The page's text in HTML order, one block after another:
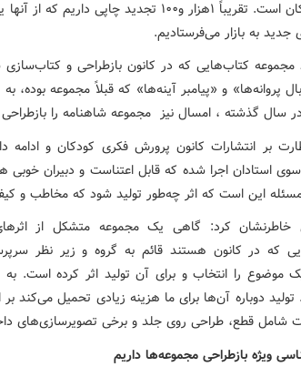
کتاب کودکان است. تقریباً ۱هزار و۱۰۰
جدید به بازار می‌فرستادیم.
مجموعه کتاب‌هایی که در کانون بازطراحی و
پروانه‌ها» و «پیامبر آینه‌ها» که قبلاً مجموعه بوده،
سال گذشته ، امسال نیز مجموعه شاهنامه را بازطراحی
بر انتشارات کانون پرورش فکری کودکان و
استادان اجرا شده که قابل اعتناست و دبیران
این است که اثر چه‌طور تولید شود که مخاطب و
خاطرنشان کرد: گاهی یک مجموعه متشکل از
که در کانون هستند قائم به گروه و زیر نظر
موضوع را انتخاب و برای آن تولید اثر کرده است.
تولید دوباره آن‌ها برای ما هزینه زیادی تحمیل می‌کند
شامل قطع، طراحی روی جلد و برخی تصویرسازی‌های
ویژه بازطراحی مجموعه‌ها داریم